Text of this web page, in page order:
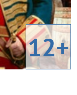
12+